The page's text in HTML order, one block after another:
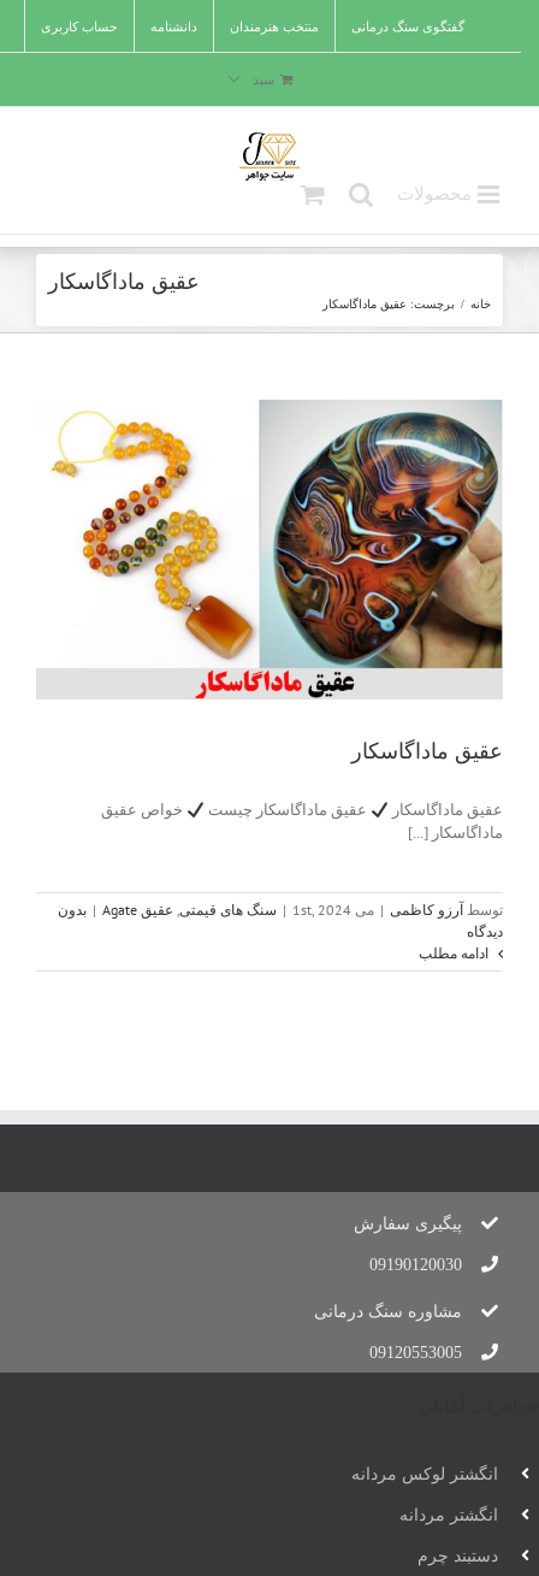
content
گفتگوی سنگ درمانی منتخب هنرمندان دانشنامه حساب کاربری
سبد
عقیق ماداگاسکار
خانه / برچست: عقیق ماداگاسکار
عقیق ماداگاسکار
عقیق ماداگاسکار عقیق ماداگاسکار چیست
خواص عقیق
ماداگاسکار [...]
توسط آرزو کاظمی | می 1st, 2024 | سنگ های قیمتی, عقیق Agate | بدون
دیدگاه
ادامه مطلب
پیگیری سفارش
09190120030
مشاوره سنگ درمانی
09120553005
انگشتر لوکس مردانه
انگشتر مردانه
دستبند چرم